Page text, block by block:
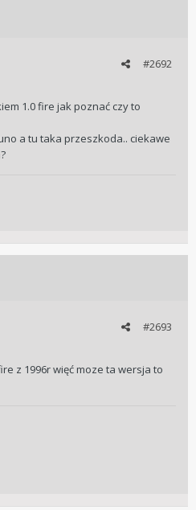
#2692
1.0 fire jak poznać czy to
a tu taka przeszkoda.. ciekawe
#2693
z 1996r więć moze ta wersja to